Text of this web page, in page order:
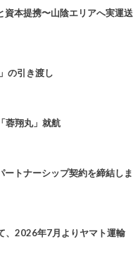
本提携〜山陰エリアへ実運送
の引き渡し
蓉翔丸」就航
トナーシップ契約を締結しま
、2026年7月よりヤマト運輸